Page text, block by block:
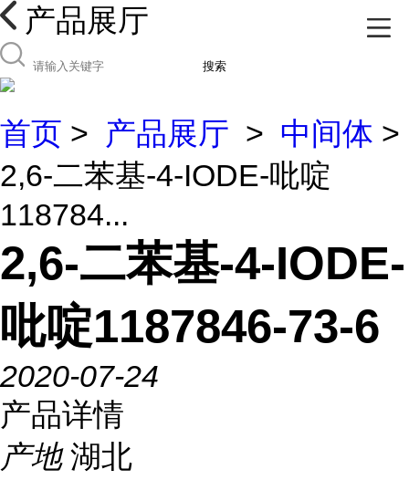
产品展厅
搜索
首页 > 产品展厅 > 中间体 >
2,6-二苯基-4-IODE-吡啶
118784...
2,6-二苯基-4-IODE-
吡啶1187846-73-6
2020-07-24
产品详情
产地 湖北